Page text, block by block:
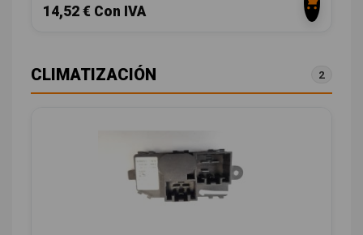
14,52 € Con IVA
CLIMATIZACIÓN 2